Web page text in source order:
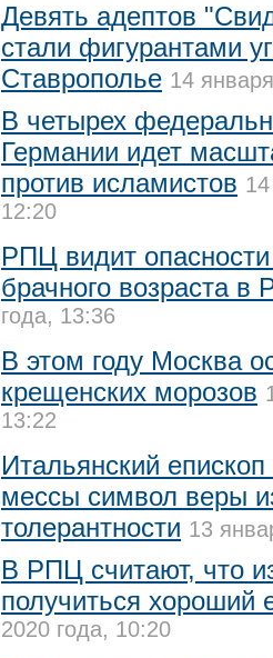
Девять адептов
стали фигурантами
Ставрополье 14
В четырех
Германии идет
против исламистов
12:20
РПЦ видит
брачного возраста в
года, 13:36
В этом году Москва
крещенских морозов
13:22
Итальянский
мессы символ веры
толерантности 13
В РПЦ считают, что
получиться хороший
2020 года, 10:20